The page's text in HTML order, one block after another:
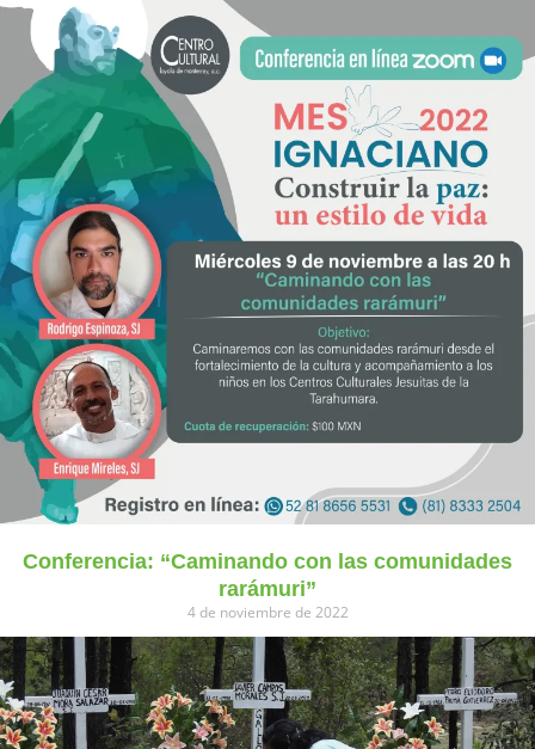
Conferencia: “Caminando con las comunidades
rarámuri”
4 de noviembre de 2022